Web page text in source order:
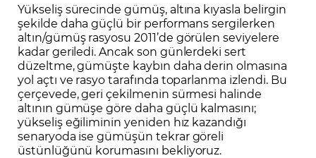
Yükseliş sürecinde gümüş, altına kıyasla belirgin
şekilde daha güçlü bir performans sergilerken
altın/gümüş rasyosu 2011’de görülen seviyelere
kadar geriledi. Ancak son günlerdeki sert
düzeltme, gümüşte kaybın daha derin olmasına
yol açtı ve rasyo tarafında toparlanma izlendi. Bu
çerçevede, geri çekilmenin sürmesi halinde
altının gümüşe göre daha güçlü kalmasını;
yükseliş eğiliminin yeniden hız kazandığı
senaryoda ise gümüşün tekrar göreli
üstünlüğünü korumasını bekliyoruz.